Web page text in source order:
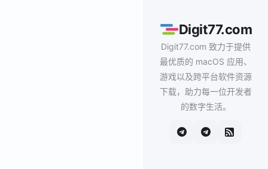
Digit77.com
Digit77.com 致力于提供
最优质的 macOS 应用、
游戏以及跨平台软件资源
下载，助力每一位开发者
的数字生活。